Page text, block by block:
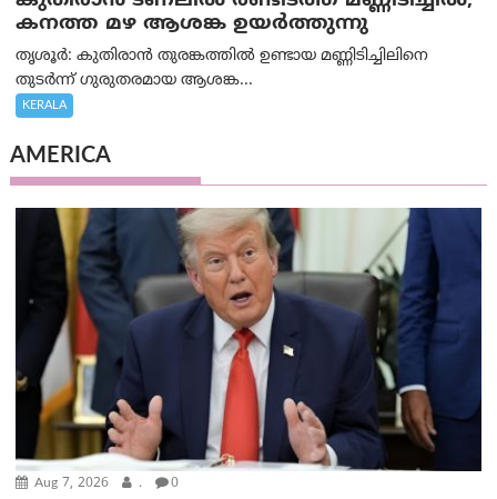
കനത്ത മഴ ആശങ്ക ഉയർത്തുന്നു
തൃശൂർ: കുതിരാൻ തുരങ്കത്തിൽ ഉണ്ടായ മണ്ണിടിച്ചിലിനെ
തുടർന്ന് ഗുരുതരമായ ആശങ്ക...
KERALA
AMERICA
Aug 7, 2026 . 0